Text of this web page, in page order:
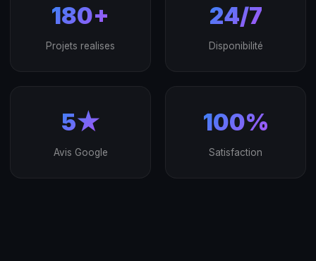
180+
Projets realises
24/7
Disponibilité
5★
Avis Google
100%
Satisfaction